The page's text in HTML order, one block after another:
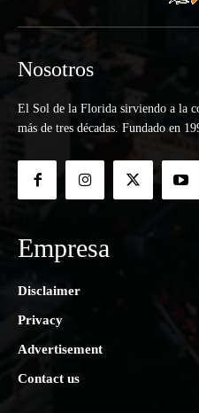
Nosotros
El Sol de la Florida sirviendo a la
más de tres décadas. Fundado en
Empresa
Disclaimer
Privacy
Advertisement
Contact us